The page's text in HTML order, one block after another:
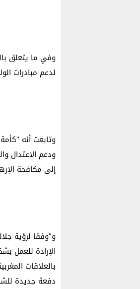
وفي ما يتعلق
لدعم مبادرات
وتابعت أنه
ودعم الاعتدال
إلى مكافحة
و”وفقا لرؤية
الإرادة للعمل
بالعلاقات
دفعة جديدة